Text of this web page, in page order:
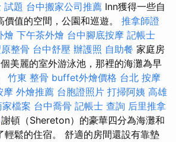
試題 台中搬家公司推薦 Inn獲得一些自
值的空間，公園和巡遊。 推拿師證
燴 下午茶外燴 台中腳底按摩 記帳士
整骨 台中舒壓 辦護照 自助餐 家庭房
美麗的室外游泳池，那裡的海灘為早
竹東 整骨 buffet外燴價格 台北 按摩
摩 外燴推薦 台胞證照片 打掃阿姨 高雄
檔案 台中喬骨 記帳士 查詢 后里推拿
謝頓（Shereton）的豪華四分為海灘和
輕鬆的住宿。 舒適的房間還設有靠墊